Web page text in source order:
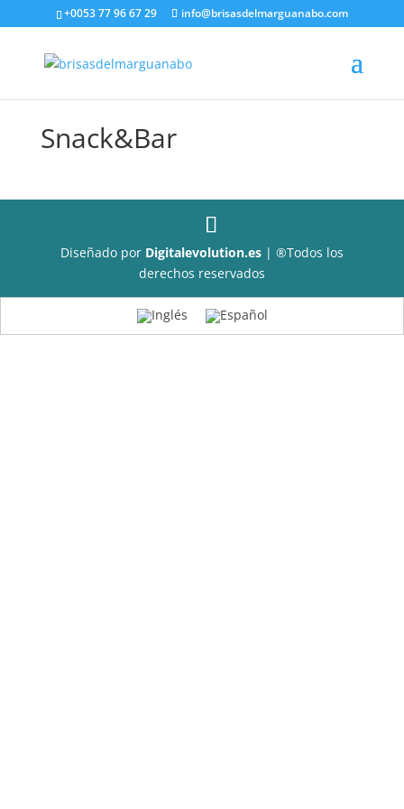
+0053 77 96 67 29 info@brisasdelmarguanabo.com
Snack&Bar
Diseñado por Digitalevolution.es| ®Todos los
derechos reservados